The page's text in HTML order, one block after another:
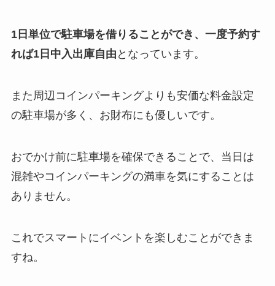
1日単位で駐車場を借りることができ、一度予約す
れば1日中入出庫自由 となっています。
また周辺コインパーキングよりも安価な料金設定
の駐車場が多く、お財布にも優しいです。
おでかけ前に駐車場を確保できることで、当日は
混雑やコインパーキングの満車を気にすることは
ありません。
これでスマートにイベントを楽しむことができま
すね。